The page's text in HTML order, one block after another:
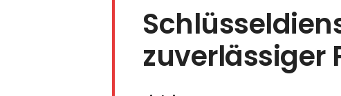
zuverlässiger